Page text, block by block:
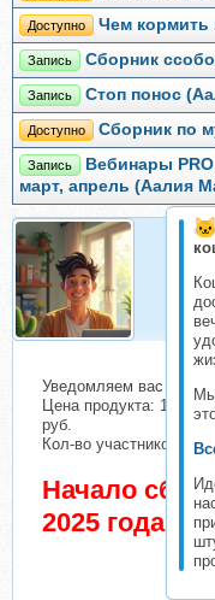
Доступно Чем кормить
Запись Сборник
Запись Стоп понос
Доступно Сборник по
Запись
Вебинары
март, апрель (Аалия
Уведомляем вас о
Цена продукта: 1600
руб.
Кол-во участников в
Начало
2025 года